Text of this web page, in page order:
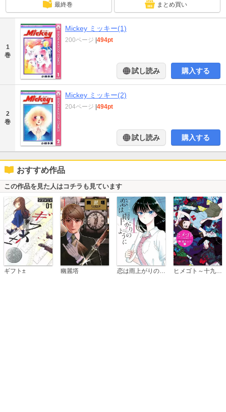
最終巻 まとめ買い
1
巻
Mickey ミッキー(1)
200ページ 494pt
試し読み 購入する
2
巻
Mickey ミッキー(2)
204ページ 494pt
試し読み 購入する
おすすめ作品
この作品を見た人はコチラも見ています
ギフト± 幽麗塔 恋は雨上がりのように ヒメゴト～十九歳の制服～